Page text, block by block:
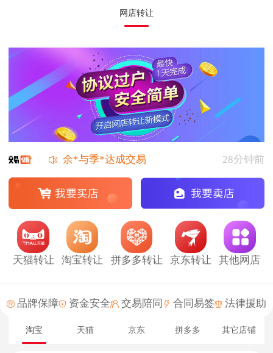
网店转让
王*与景*玉达成交易 36分钟前
刑*与余*达成交易 1分钟前
余*与季*达成交易 28分钟前
王*与季*达成交易 48分钟前
景*与王*达成交易 47分钟前
余*与林*达成交易 10分钟前
林*英与李*梅达成交易 27分钟前
李*梅与张*刚达成交易 1分钟前
官*与李*梅达成交易 12分钟前
天猫转让 淘宝转让 拼多多转让 京东转让 其他网店
品牌保障 资金安全 交易陪同 合同易签 法律援助
淘宝 天猫 京东 拼多多 其它店铺